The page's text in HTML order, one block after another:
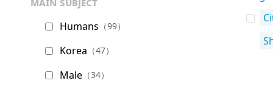
Humans （99）
Korea （47）
Male （34）